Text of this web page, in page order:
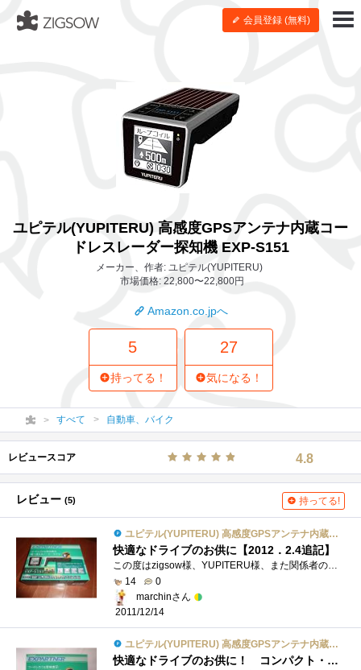
会員登録 (無料)
ユピテル(YUPITERU) 高感度GPSアンテナ内蔵コー
ドレスレーダー探知機 EXP-S151
メーカー、作者: ユピテル(YUPITERU)
市場価格: 22,800〜22,800円
Amazon.co.jpへ
5
持ってる！
27
気になる！
すべて 自動車、バイク
レビュースコア 4.8
レビュー (5) 持ってる!
ユピテル(YUPITERU) 高感度GPSアンテナ内蔵コードレスレーダー探知機 EXP-S151
快適なドライブのお供に【2012．2.4追記】
この度はzigsow様、YUPITERU様、また関係者の皆様にはレビューアーに選出いただきまして有難うございます。(※2012.1.1 最下欄に追加レビュー)車載�...
14
0
marchinさん
2011/12/14
ユピテル(YUPITERU) 高感度GPSアンテナ内蔵コードレスレーダー探知機 EXP-S151
快適なドライブのお供に！ コンパクト・コードレス・高感度なGPSレーダー探知機